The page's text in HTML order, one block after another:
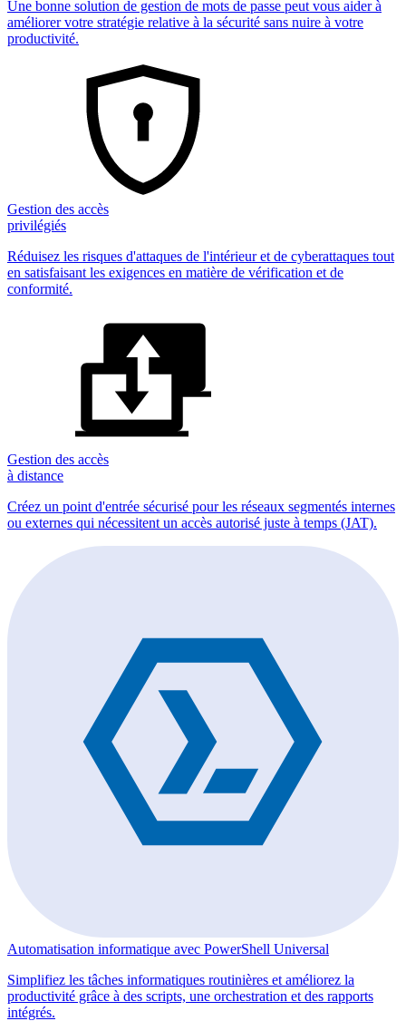
Une bonne solution de gestion de mots de passe peut vous aider à
améliorer votre stratégie relative à la sécurité sans nuire à votre
productivité.
Gestion des accès
privilégiés
Réduisez les risques d'attaques de l'intérieur et de cyberattaques tout
en satisfaisant les exigences en matière de vérification et de
conformité.
Gestion des accès
à distance
Créez un point d'entrée sécurisé pour les réseaux segmentés internes
ou externes qui nécessitent un accès autorisé juste à temps (JAT).
Automatisation informatique avec PowerShell Universal
Simplifiez les tâches informatiques routinières et améliorez la
productivité grâce à des scripts, une orchestration et des rapports
intégrés.